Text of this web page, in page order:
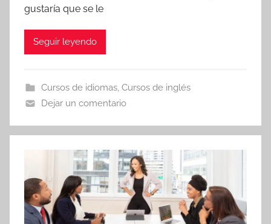
gustaría que se le
Seguir leyendo
Cursos de idiomas, Cursos de inglés
Dejar un comentario